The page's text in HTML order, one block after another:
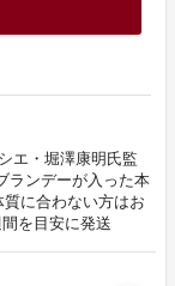
エ・堀澤康明氏監
ランデーが入った本
に合わない方はお
を目安に発送